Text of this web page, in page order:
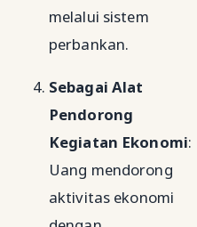
melalui sistem
perbankan.
Sebagai Alat
Pendorong
Kegiatan Ekonomi:
Uang mendorong
aktivitas ekonomi